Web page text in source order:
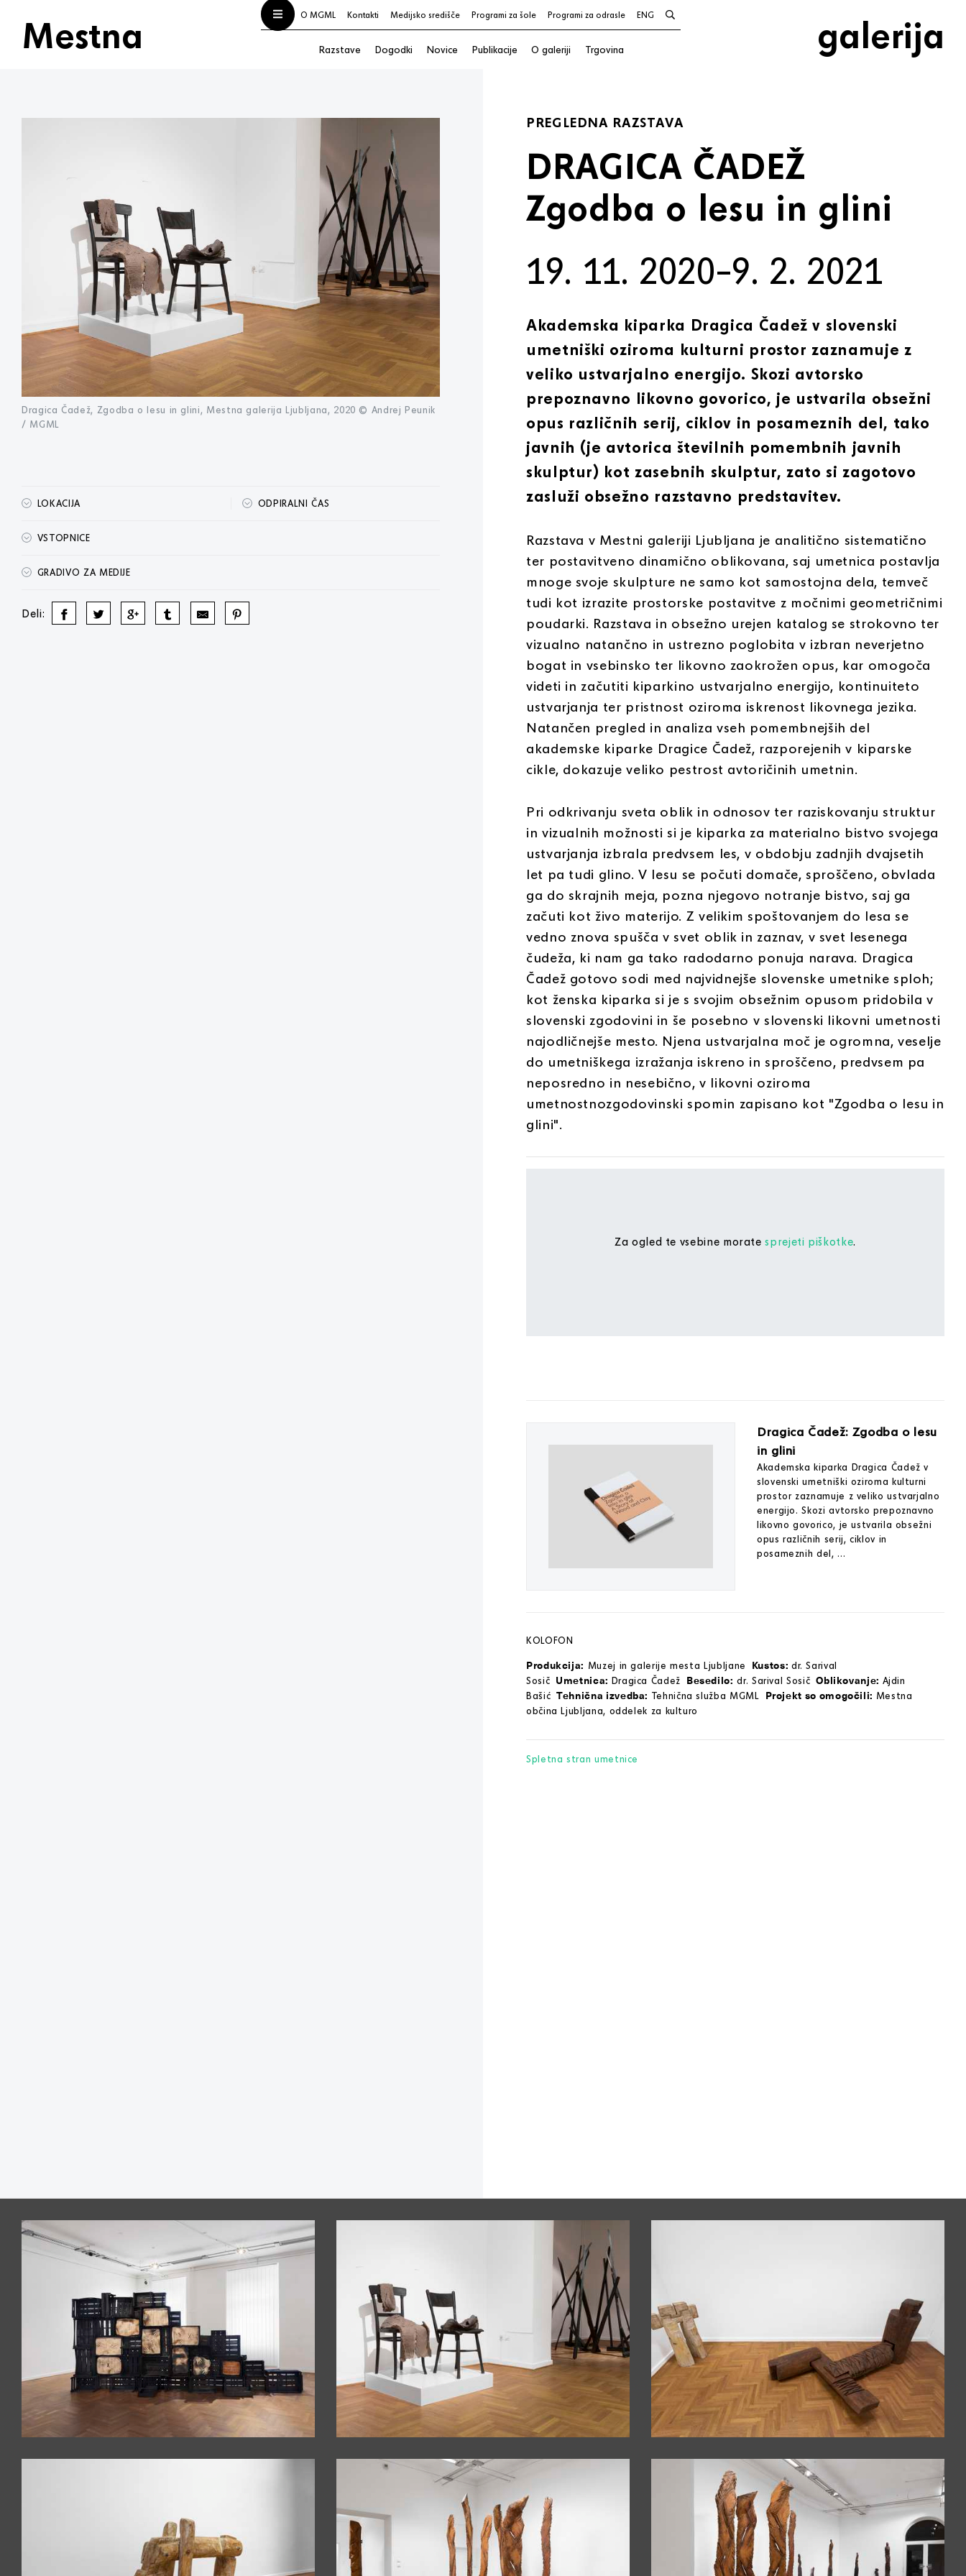
Mestna O MGML Kontakti Medijsko središče Programi za šole Programi za odrasle ENG
Razstave Dogodki Novice Publikacije O galeriji Trgovina galerija
Dragica Čadež, Zgodba o lesu in glini, Mestna galerija Ljubljana, 2020 © Andrej Peunik
/ MGML
LOKACIJA ODPIRALNI ČAS
VSTOPNICE
GRADIVO ZA MEDIJE
Deli:
PREGLEDNA RAZSTAVA
DRAGICA ČADEŽ
Zgodba o lesu in glini
19. 11. 2020–9. 2. 2021
Akademska kiparka Dragica Čadež v slovenski
umetniški oziroma kulturni prostor zaznamuje z
veliko ustvarjalno energijo. Skozi avtorsko
prepoznavno likovno govorico, je ustvarila obsežni
opus različnih serij, ciklov in posameznih del, tako
javnih (je avtorica številnih pomembnih javnih
skulptur) kot zasebnih skulptur, zato si zagotovo
zasluži obsežno razstavno predstavitev.
Razstava v Mestni galeriji Ljubljana je analitično sistematično
ter postavitveno dinamično oblikovana, saj umetnica postavlja
mnoge svoje skulpture ne samo kot samostojna dela, temveč
tudi kot izrazite prostorske postavitve z močnimi geometričnimi
poudarki. Razstava in obsežno urejen katalog se strokovno ter
vizualno natančno in ustrezno poglobita v izbran neverjetno
bogat in vsebinsko ter likovno zaokrožen opus, kar omogoča
videti in začutiti kiparkino ustvarjalno energijo, kontinuiteto
ustvarjanja ter pristnost oziroma iskrenost likovnega jezika.
Natančen pregled in analiza vseh pomembnejših del
akademske kiparke Dragice Čadež, razporejenih v kiparske
cikle, dokazuje veliko pestrost avtoričinih umetnin.
Pri odkrivanju sveta oblik in odnosov ter raziskovanju struktur
in vizualnih možnosti si je kiparka za materialno bistvo svojega
ustvarjanja izbrala predvsem les, v obdobju zadnjih dvajsetih
let pa tudi glino. V lesu se počuti domače, sproščeno, obvlada
ga do skrajnih meja, pozna njegovo notranje bistvo, saj ga
začuti kot živo materijo. Z velikim spoštovanjem do lesa se
vedno znova spušča v svet oblik in zaznav, v svet lesenega
čudeža, ki nam ga tako radodarno ponuja narava. Dragica
Čadež gotovo sodi med najvidnejše slovenske umetnike sploh;
kot ženska kiparka si je s svojim obsežnim opusom pridobila v
slovenski zgodovini in še posebno v slovenski likovni umetnosti
najodličnejše mesto. Njena ustvarjalna moč je ogromna, veselje
do umetniškega izražanja iskreno in sproščeno, predvsem pa
neposredno in nesebično, v likovni oziroma
umetnostnozgodovinski spomin zapisano kot "Zgodba o lesu in
glini".
Za ogled te vsebine moratesprejeti piškotke.
Dragica Čadež: Zgodba o lesu
in glini
Akademska kiparka Dragica Čadež v
slovenski umetniški oziroma kulturni
prostor zaznamuje z veliko ustvarjalno
energijo. Skozi avtorsko prepoznavno
likovno govorico, je ustvarila obsežni
opus različnih serij, ciklov in
posameznih del, ...
KOLOFON
Produkcija: Muzej in galerije mesta Ljubljane Kustos: dr. Sarival
Sosič Umetnica: Dragica Čadež Besedilo: dr. Sarival Sosič Oblikovanje: Ajdin
Bašić Tehnična izvedba: Tehnična služba MGML Projekt so omogočili: Mestna
občina Ljubljana, oddelek za kulturo
Spletna stran umetnice